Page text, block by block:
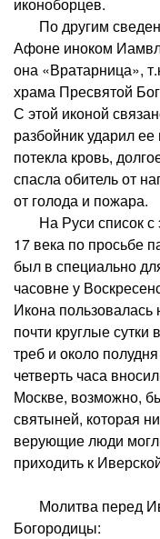
По другим
Афоне иноком
она «Вратарница»,
храма Пресвятой
С этой иконой
разбойник ударил
потекла кровь,
спасла обитель от
от голода и пожара.
На Руси список с
17 века по просьбе
был в специально
часовне у
Икона
почти круглые
треб и около
четверть часа
Москве, возможно,
святыней, которая
верующие люди
приходить к
Молитва перед
Богородицы: